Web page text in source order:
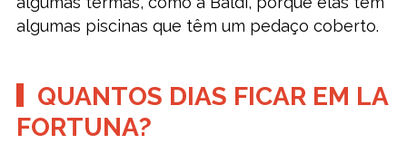
algumas piscinas que têm um pedaço coberto.
QUANTOS DIAS FICAR EM LA
FORTUNA?